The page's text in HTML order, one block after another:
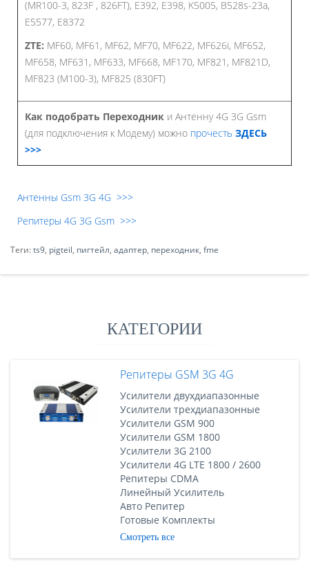
(MR100-3, 823F , 826FT), E392, E398, K5005, B528s-23a,
E5577, E8372
ZTE: MF60, MF61, MF62, MF70, MF622, MF626i, MF652,
MF658, MF631, MF633, MF668, MF170, MF821, MF821D,
MF823 (M100-3), MF825 (830FT)
Как подобрать Переходник и Антенну 4G 3G Gsm
(для подключения к Модему) можно прочесть ЗДЕСЬ
>>>
Антенны Gsm 3G 4G >>>
Репитеры 4G 3G Gsm >>>
Теги:ts9, pigteil, пигтейл, адаптер, переходник, fme
КАТЕГОРИИ
Репитеры GSM 3G 4G
Усилители двухдиапазонные
Усилители трехдиапазонные
Усилители GSM 900
Усилители GSM 1800
Усилители 3G 2100
Усилители 4G LTE 1800 / 2600
Репитеры CDMA
Линейный Усилитель
Авто Репитер
Готовые Комплекты
Смотреть все